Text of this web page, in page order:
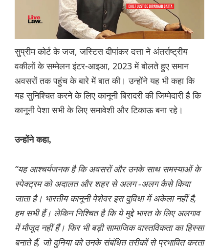
सुप्रीम कोर्ट के जज, जस्टिस दीपांकर दत्ता ने अंतर्राष्ट्रीय
वकीलों के सम्मेलन इंटर-आइआ, 2023 में बोलते हुए समान
अवसरों तक पहुंच के बारे में बात की। उन्होंने यह भी कहा कि
यह सुनिश्चित करने के लिए कानूनी बिरादरी की जिम्मेदारी है कि
कानूनी पेशा सभी के लिए समावेशी और टिकाऊ बना रहे।
उन्होंने कहा,
“यह आश्चर्यजनक है कि अवसरों और उनके साथ समस्याओं के
स्पेक्ट्रम को अदालत और शहर से अलग -अलग कैसे किया
जाता है। भारतीय कानूनी पेशेवर इस दुविधा में अकेला नहीं है,
हम सभी हैं। लेकिन निश्चित है कि ये मुद्दे भारत के लिए अलगाव
में मौजूद नहीं हैं। फिर भी बड़ी सामाजिक वास्तविकता का हिस्सा
बनाते हैं, जो दुनिया को उनके संबंधित तरीकों से प्रभावित करता